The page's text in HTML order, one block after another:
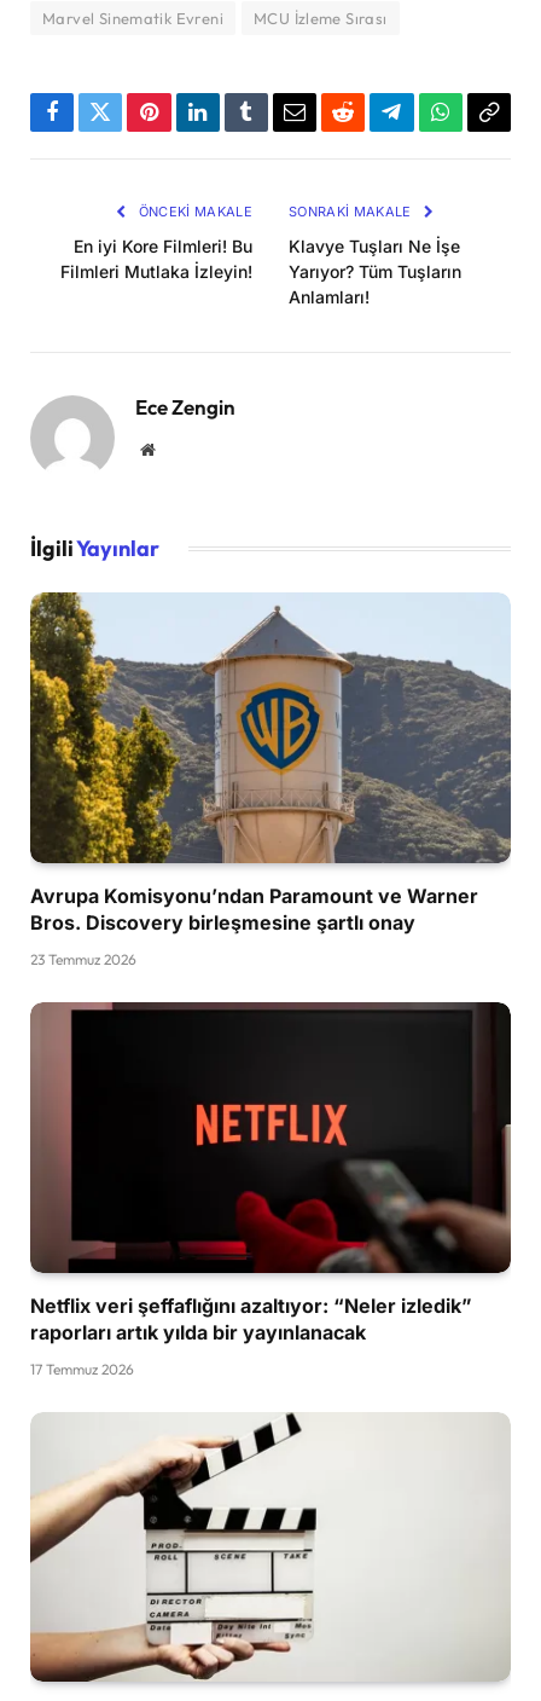
Marvel Sinematik Evreni MCU İzleme Sırası
Facebook
TwitterPinterestLinkedInTumblrEmailRedditTelegramWhatsApp
ÖNCEKI MAKALE
En iyi Kore Filmleri! Bu
Filmleri Mutlaka İzleyin!
SONRAKI MAKALE
Klavye Tuşları Ne İşe
Yarıyor? Tüm Tuşların
Anlamları!
Ece Zengin
Website
İlgiliYayınlar
Avrupa Komisyonu’ndan Paramount ve Warner
Bros. Discovery birleşmesine şartlı onay
23 Temmuz 2026
Netflix veri şeffaflığını azaltıyor: “Neler izledik”
raporları artık yılda bir yayınlanacak
17 Temmuz 2026